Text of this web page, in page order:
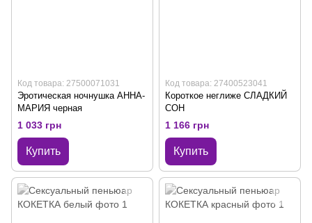
Код товара: 27500071031
Эротическая ночнушка АННА-
МАРИЯ черная
1 033 грн
Купить
Код товара: 27400523041
Короткое неглиже СЛАДКИЙ
СОН
1 166 грн
Купить